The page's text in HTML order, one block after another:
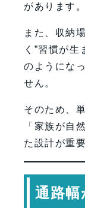
があります。
また、収納
く”習慣が
のようにな
せん。
そのため、
「家族が自
た設計が重
通路